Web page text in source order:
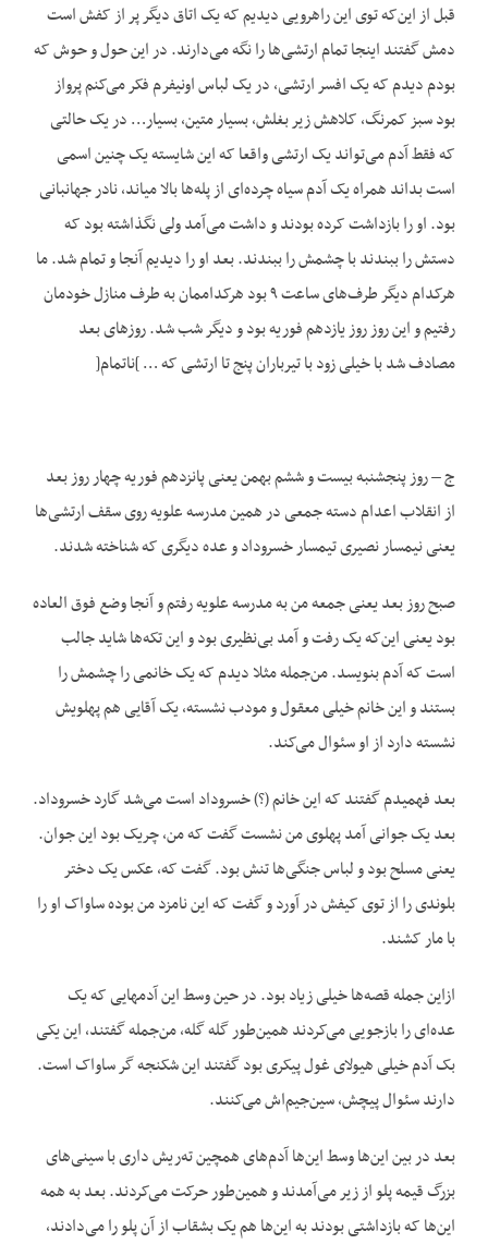
قبل از این‌که توی این راهرویی دیدیم که یک اتاق دیگر پر از کفش است
دمش گفتند اینجا تمام ارتشی‌ها را نگه می‌دارند. در این حول و حوش که
بودم دیدم که یک افسر ارتشی، در یک لباس اونیفرم فکر می‌کنم پرواز
بود سبز کمرنگ، کلاهش زیر بغلش، بسیار متین، بسیار… در یک حالتی
که فقط آدم می‌تواند یک ارتشی واقعا که این شایسته یک چنین اسمی
است بداند همراه یک آدم سیاه چرده‌ای از پله‌ها بالا میاند، نادر جهانبانی
بود. او را بازداشت کرده بودند و داشت می‌آمد ولی نگذاشته بود که
دستش را ببندند با چشمش را ببندند. بعد او را دیدیم آنجا و تمام شد. ما
هرکدام دیگر طرف‌های ساعت ۹ بود هرکداممان به طرف منازل خودمان
رفتیم و این روز روز یازدهم فوریه بود و دیگر شب شد. روزهای بعد
مصادف شد با خیلی زود با تیرباران پنج تا ارتشی که … ]ناتمام[
ج – روز پنجشنبه بیست و ششم بهمن یعنی پانزدهم فوریه چهار روز بعد
از انقلاب اعدام دسته جمعی در همین مدرسه علویه روی سقف ارتشی‌ها
یعنی نیمسار نصیری تیمسار خسروداد و عده دیگری که شناخته شدند.
صبح روز بعد یعنی جمعه من به مدرسه علویه رفتم و آنجا وضع فوق العاده
بود یعنی این‌که یک رفت و آمد بی‌نظیری بود و این تکه‌ها شاید جالب
است که آدم بنویسد. من‌جمله مثلا دیدم که یک خانمی را چشمش را
بستند و این خانم خیلی معقول و مودب نشسته، یک آقایی هم پهلویش
نشسته دارد از او سئوال می‌کند.
بعد فهمیدم گفتند که این خانم (؟) خسروداد است می‌شد گارد خسروداد.
بعد یک جوانی آمد پهلوی من نشست گفت که من، چریک بود این جوان.
یعنی مسلح بود و لباس جنگی‌ها تنش بود. گفت که، عکس یک دختر
بلوندی را از توی کیفش در آورد و گفت که این نامزد من بوده ساواک او را
با مار کشند.
ازاین جمله قصه‌ها خیلی زیاد بود. در حین وسط این آدمهایی که یک
عده‌ای را بازجویی می‌کردند همین‌طور گله گله، من‌جمله گفتند، این یکی
بک آدم خیلی هیولای غول پیکری بود گفتند این شکنجه گر ساواک است.
دارند سئوال پیچش، سین‌جیم‌اش می‌کنند.
بعد در بین این‌ها وسط این‌ها آدم‌های همچین ته‌ریش داری با سینی‌های
بزرگ قیمه پلو از زیر می‌آمدند و همین‌طور حرکت می‌کردند. بعد به همه
این‌ها که بازداشتی بودند به این‌ها هم یک بشقاب از آن پلو را می‌دادند،